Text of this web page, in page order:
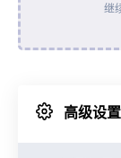
继
高级设